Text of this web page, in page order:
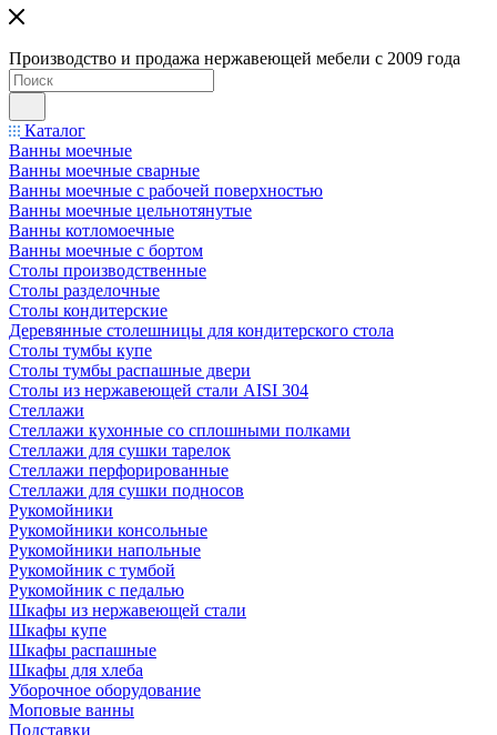
Производство и продажа нержавеющей мебели с 2009 года
Каталог
Ванны моечные
Ванны моечные сварные
Ванны моечные с рабочей поверхностью
Ванны моечные цельнотянутые
Ванны котломоечные
Ванны моечные с бортом
Столы производственные
Столы разделочные
Столы кондитерские
Деревянные столешницы для кондитерского стола
Столы тумбы купе
Столы тумбы распашные двери
Столы из нержавеющей стали AISI 304
Стеллажи
Стеллажи кухонные со сплошными полками
Стеллажи для сушки тарелок
Стеллажи перфорированные
Стеллажи для сушки подносов
Рукомойники
Рукомойники консольные
Рукомойники напольные
Рукомойник с тумбой
Рукомойник с педалью
Шкафы из нержавеющей стали
Шкафы купе
Шкафы распашные
Шкафы для хлеба
Уборочное оборудование
Моповые ванны
Подставки